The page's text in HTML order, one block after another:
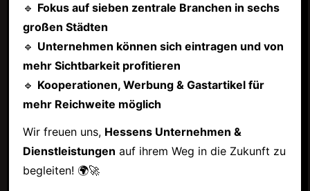
🔹 Fokus auf sieben zentrale Branchen in sechs
großen Städten
🔹 Unternehmen können sich eintragen und von
mehr Sichtbarkeit profitieren
🔹 Kooperationen, Werbung & Gastartikel für
mehr Reichweite möglich
Wir freuen uns, Hessens Unternehmen &
Dienstleistungen auf ihrem Weg in die Zukunft zu
begleiten! 🌍🚀